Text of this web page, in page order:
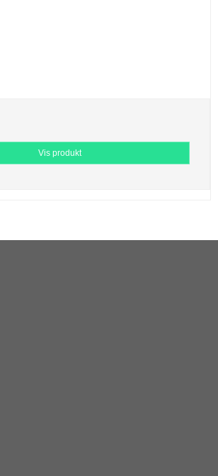
Vis produkt